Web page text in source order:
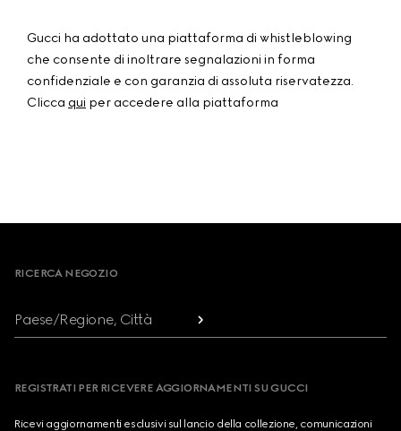
Gucci ha adottato una piattaforma di whistleblowing
che consente di inoltrare segnalazioni in forma
confidenziale e con garanzia di assoluta riservatezza.
Clicca qui per accedere alla piattaforma
Footer
RICERCA NEGOZIO
Paese/Regione, Città
REGISTRATI PER RICEVERE AGGIORNAMENTI SU GUCCI
Ricevi aggiornamenti esclusivi sul lancio della collezione, comunicazioni